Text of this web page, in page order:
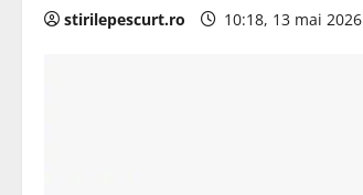
stirilepescurt.ro 10:18, 13 mai 2026